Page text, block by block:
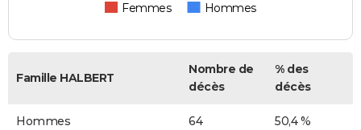
Femmes Hommes
Famille HALBERT
Nombre de
décès
% des
décès
Hommes 64 50,4 %